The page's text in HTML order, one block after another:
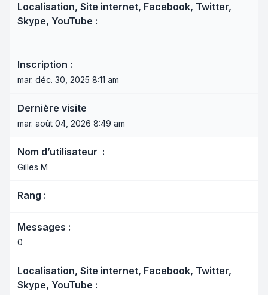
Localisation, Site internet, Facebook, Twitter,
Skype, YouTube :
Inscription :
mar. déc. 30, 2025 8:11 am
Dernière visite
mar. août 04, 2026 8:49 am
Nom d’utilisateur :
Gilles M
Rang :
Messages :
0
Localisation, Site internet, Facebook, Twitter,
Skype, YouTube :